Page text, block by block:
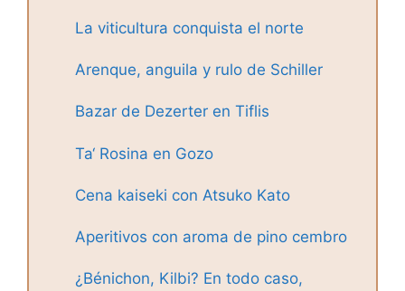
La viticultura conquista el norte
Arenque, anguila y rulo de Schiller
Bazar de Dezerter en Tiflis
Ta‘ Rosina en Gozo
Cena kaiseki con Atsuko Kato
Aperitivos con aroma de pino cembro
¿Bénichon, Kilbi? En todo caso,